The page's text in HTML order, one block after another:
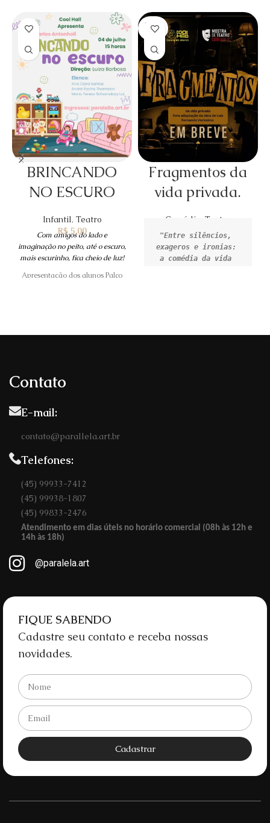
BRINCANDO
NO ESCURO
Infantil, Teatro
R$ 5,00
Com amigos do lado e
imaginação no peito, até o escuro,
mais escurinho, fica cheio de luz!
Apresentação dos alunos Palco
SOLD
OUT
Fragmentos da
vida privada.
Comédia Teatro
"Entre silêncios,
exageros e ironias:
a comédia da vida
Contato
E-mail:
contato@parallela.art.br
Telefones:
(45) 99933-7412
(45) 99938-1807
(45) 99833-2476
Atendimento em dias úteis no horário comercial (08h às 12h e
14h às 18h)
@paralela.art
FIQUE SABENDO
Cadastre seu contato e receba nossas
novidades.
Cadastrar